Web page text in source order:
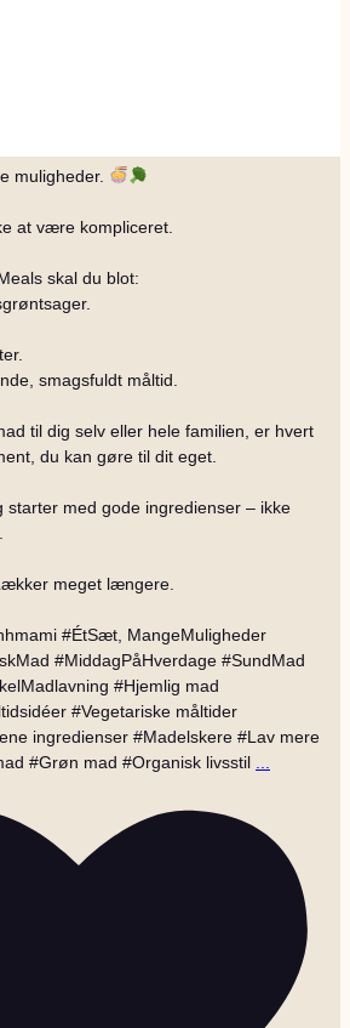
muligheder.
at være kompliceret.
skal du blot:
smagsfuldt måltid.
til dig selv eller hele familien, er hvert
du kan gøre til dit eget.
starter med gode ingredienser – ikke
meget længere.
#ÉtSæt, MangeMuligheder
#MiddagPåHverdage #SundMad
#Hjemlig mad
#Vegetariske måltider
ingredienser #Madelskere #Lav mere
#Grøn mad #Organisk livsstil ...